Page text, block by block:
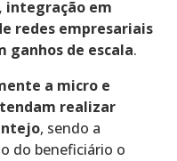
integração em
redes empresariais
ganhos de escala.
a micro e
realizar
, sendo a
do beneficiário o